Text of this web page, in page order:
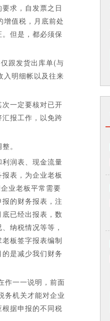
求，自发票之日
值税，月底前处
但是，都必须保
跟发货出库单(与
入明细帐以及往来
一定要核对已开
报工作，以免跨
。
润表、现金流量
表，为企业老板
业老板平常需要
的财务报表，注
已经出报表，数
纳税情况等等，
板签字报表编制
是减少我们财务
作一一说明，前面
务机关才能对企业
据申报的不同税